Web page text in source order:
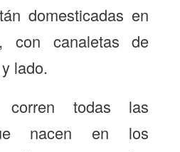
domesticadas en
con canaletas de
lado.
corren todas las
nacen en los